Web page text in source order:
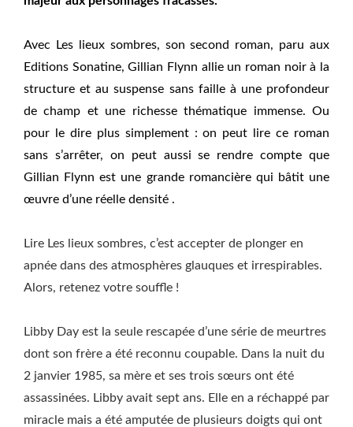
Avec Les lieux sombres, son second roman, paru aux
Editions Sonatine, Gillian Flynn allie un roman noir à la
structure et au suspense sans faille à une profondeur
de champ et une richesse thématique immense. Ou
pour le dire plus simplement : on peut lire ce roman
sans s’arrêter, on peut aussi se rendre compte que
Gillian Flynn est une grande romancière qui bâtit une
œuvre d’une réelle densité .
Lire Les lieux sombres, c’est accepter de plonger en
apnée dans des atmosphères glauques et irrespirables.
Alors, retenez votre souffle !
Libby Day est la seule rescapée d’une série de meurtres
dont son frère a été reconnu coupable. Dans la nuit du
2 janvier 1985, sa mère et ses trois sœurs ont été
assassinées. Libby avait sept ans. Elle en a réchappé par
miracle mais a été amputée de plusieurs doigts qui ont